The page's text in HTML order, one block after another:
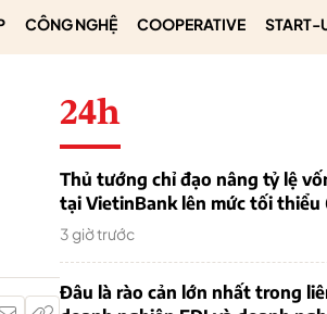
CÔNG NGHỆ COOPERATIVE START-
24h
Thủ tướng chỉ đạo nâng tỷ lệ
tại VietinBank lên mức tối thiểu
3 giờ trước
Đâu là rào cản lớn nhất trong